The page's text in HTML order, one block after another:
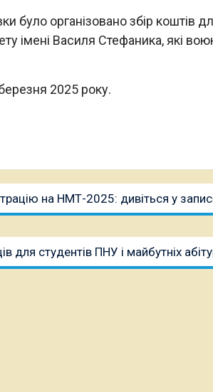
було організовано збір коштів
імені Василя Стефаника, які
2025 року.
на НМТ-2025: дивіться у
для студентів ПНУ і майбутніх